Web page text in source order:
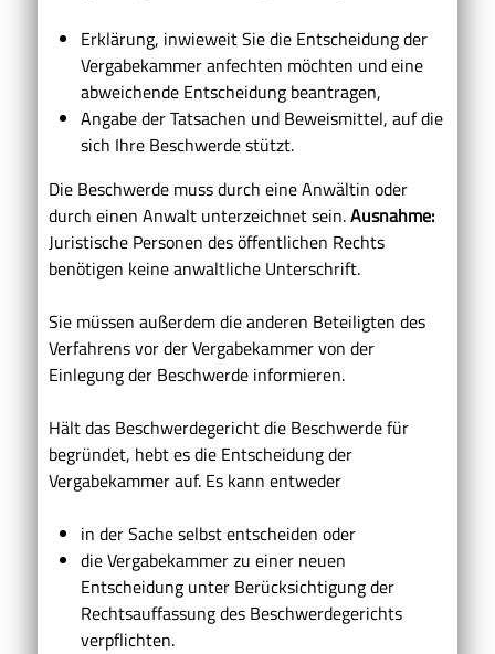
Erklärung, inwieweit Sie die Entscheidung der
Vergabekammer anfechten möchten und eine
abweichende Entscheidung beantragen,
Angabe der Tatsachen und Beweismittel, auf die
sich Ihre Beschwerde stützt.
Die Beschwerde muss durch eine Anwältin oder
durch einen Anwalt unterzeichnet sein.Ausnahme:
Juristische Personen des öffentlichen Rechts
benötigen keine anwaltliche Unterschrift.
Sie müssen außerdem die anderen Beteiligten des
Verfahrens vor der Vergabekammer von der
Einlegung der Beschwerde informieren.
Hält das Beschwerdegericht die Beschwerde für
begründet, hebt es die Entscheidung der
Vergabekammer auf. Es kann entweder
in der Sache selbst entscheiden oder
die Vergabekammer zu einer neuen
Entscheidung unter Berücksichtigung der
Rechtsauffassung des Beschwerdegerichts
verpflichten.